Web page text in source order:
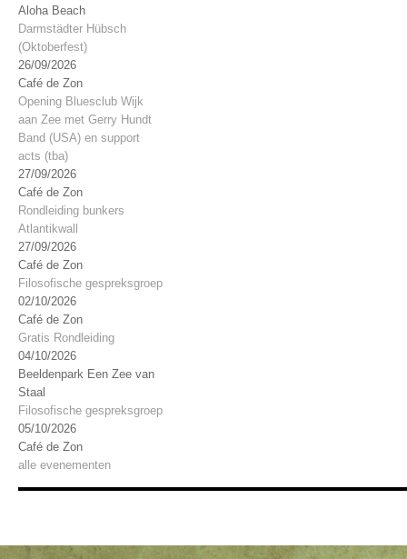
Aloha Beach
Darmstädter Hübsch
(Oktoberfest)
26/09/2026
Café de Zon
Opening Bluesclub Wijk
aan Zee met Gerry Hundt
Band (USA) en support
acts (tba)
27/09/2026
Café de Zon
Rondleiding bunkers
Atlantikwall
27/09/2026
Café de Zon
Filosofische gespreksgroep
02/10/2026
Café de Zon
Gratis Rondleiding
04/10/2026
Beeldenpark Een Zee van
Staal
Filosofische gespreksgroep
05/10/2026
Café de Zon
alle evenementen